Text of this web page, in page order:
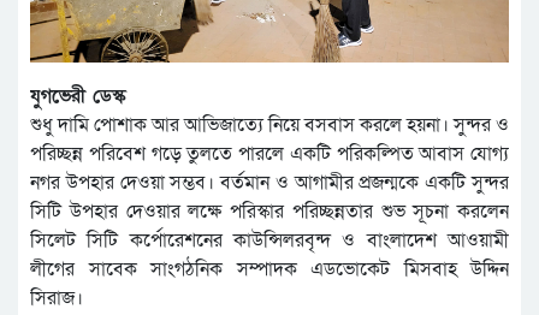
যুগভেরী ডেস্ক
শুধু দামি পোশাক আর আভিজাত্যে নিয়ে বসবাস করলে হয়না। সুন্দর ও
পরিচ্ছন্ন পরিবেশ গড়ে তুলতে পারলে একটি পরিকল্পিত আবাস যোগ্য
নগর উপহার দেওয়া সম্ভব। বর্তমান ও আগামীর প্রজন্মকে একটি সুন্দর
সিটি উপহার দেওয়ার লক্ষে পরিস্কার পরিচ্ছন্নতার শুভ সূচনা করলেন
সিলেট সিটি কর্পোরেশনের কাউন্সিলরবৃন্দ ও বাংলাদেশ আওয়ামী
লীগের সাবেক সাংগঠনিক সম্পাদক এডভোকেট মিসবাহ উদ্দিন
সিরাজ।